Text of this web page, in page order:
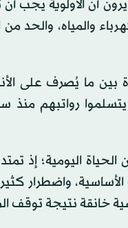
أن الأولوية يجب
والمياه، والحد
ما يُصرف على
رواتبهم منذ
اليومية؛ إذ
واضطرار
خانقة نتيجة توقف